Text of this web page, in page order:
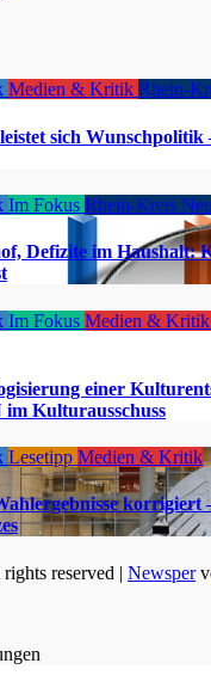
Medien & Kritik Rhein-
sich Wunschpolitik
Im Fokus Rhein-Kreis
Defizite im Haushalt:
Im Fokus Medien & Kritik
einer
Kulturausschuss
Lesetipp Medien & Kritik
korrigiert
reserved | Newsper